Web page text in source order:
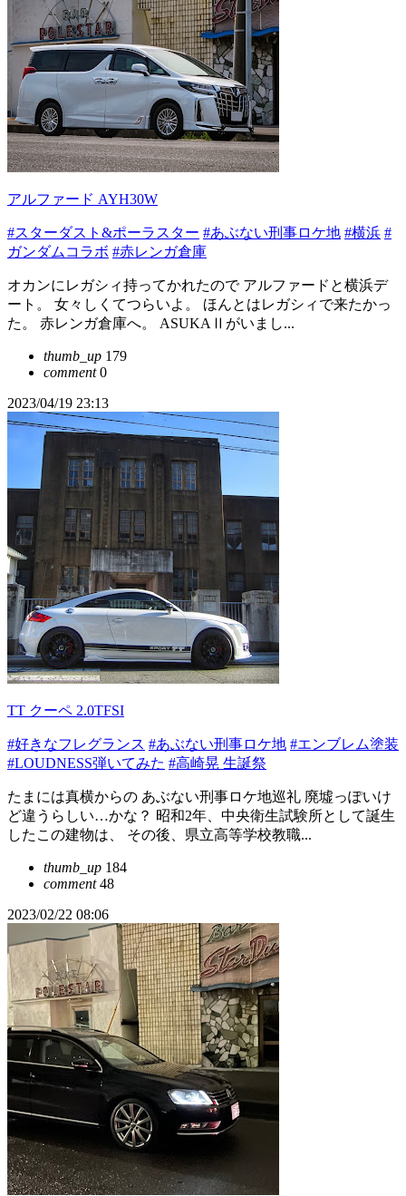
アルファード AYH30W
#スターダスト&ポーラスター #あぶない刑事ロケ地 #横浜 #
ガンダムコラボ #赤レンガ倉庫
オカンにレガシィ持ってかれたので アルファードと横浜デ
ート。 女々しくてつらいよ。 ほんとはレガシィで来たかっ
た。 赤レンガ倉庫へ。 ASUKAⅡがいまし...
thumb_up 179
comment0
2023/04/19 23:13
TT クーペ 2.0TFSI
#好きなフレグランス #あぶない刑事ロケ地 #エンブレム塗装
#LOUDNESS弾いてみた #高崎晃 生誕祭
たまには真横からの あぶない刑事ロケ地巡礼 廃墟っぽいけ
ど違うらしい…かな？ 昭和2年、中央衛生試験所として誕生
したこの建物は、 その後、県立高等学校教職...
thumb_up 184
comment48
2023/02/22 08:06